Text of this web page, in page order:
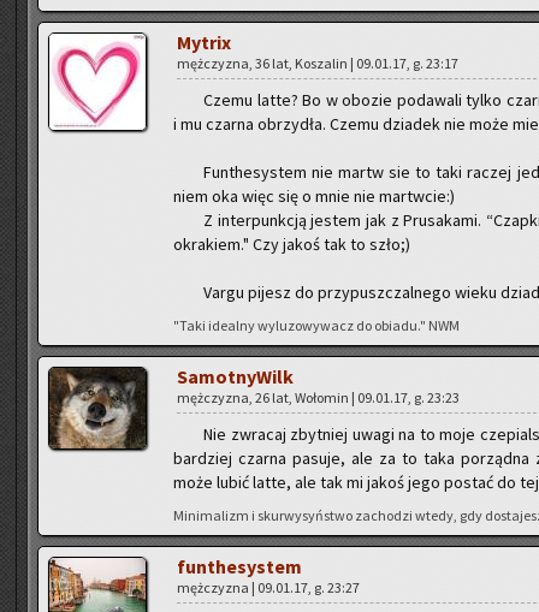
My­trix
męż­czy­zna, 36 lat, Ko­sza­lin | 09.01.17, g. 23:17
Czemu latte? Bo w obo­zie po­da­wa­li tylko
i mu czar­na obrzy­dła. Czemu dzia­dek nie może
Fun­the­sys­tem nie martw sie to taki ra­czej
niem oka więc się o mnie nie mar­tw­cie:)
Z in­ter­punk­cją je­stem jak z Pru­sa­ka­mi.
okra­kiem." Czy jakoś tak to szło;)
Vargu pi­jesz do przy­pusz­czal­ne­go wieku
"Taki ide­al­ny wy­lu­zo­wy­wacz do obia­du." NWM
Sa­mot­ny­Wilk
męż­czy­zna, 26 lat, Wo­ło­min | 09.01.17, g. 23:23
Nie zwra­caj zbyt­niej uwagi na to moje
bar­dziej czar­na pa­su­je, ale za to taka po­rząd­na
może lubić latte, ale tak mi jakoś jego po­stać do
Mi­ni­ma­lizm i skur­wy­syń­stwo za­cho­dzi wtedy, gdy
fun­the­sys­tem
męż­czy­zna | 09.01.17, g. 23:27